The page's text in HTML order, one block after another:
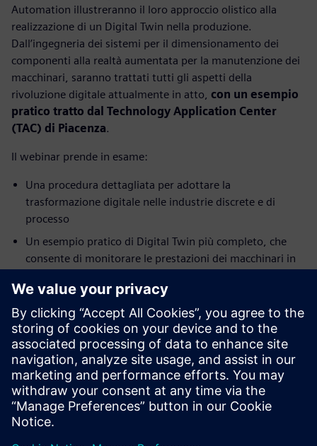
Automation illustreranno il loro approccio olistico alla
realizzazione di un Digital Twin nella produzione.
Dall’ingegneria dei sistemi per il dimensionamento dei
componenti alla realtà aumentata per la manutenzione dei
macchinari, saranno trattati tutti gli aspetti della
rivoluzione digitale attualmente in atto, con un esempio
pratico tratto dal Technology Application Center
(TAC) di Piacenza.
Il webinar prende in esame:
Una procedura dettagliata per adottare la
trasformazione digitale nelle industrie discrete e di
processo
Un esempio pratico di Digital Twin più completo, che
consente di monitorare le prestazioni dei macchinari in
In che modo la simulazione, i test e l’IoT consentono di
unire mondo fisico e virtuale, hardware e software,
progettazione e produzione, per generare nuovi insight
e opportunità uniche
L'esecuzione di una modellazione elettromagnetica a
bassa e alta frequenza e la valutazione dei problemi
EMC/EMI nell'era dell’Industria 4.0
Il raggiungimento di obiettivi più ambiziosi in termini di